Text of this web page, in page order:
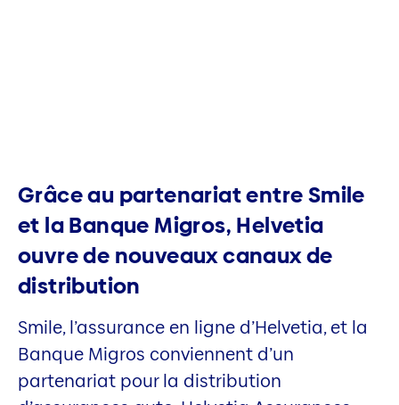
Grâce au partenariat entre Smile
et la Banque Migros, Helvetia
ouvre de nouveaux canaux de
distribution
Smile, l’assurance en ligne d’Helvetia, et la
Banque Migros conviennent d’un
partenariat pour la distribution